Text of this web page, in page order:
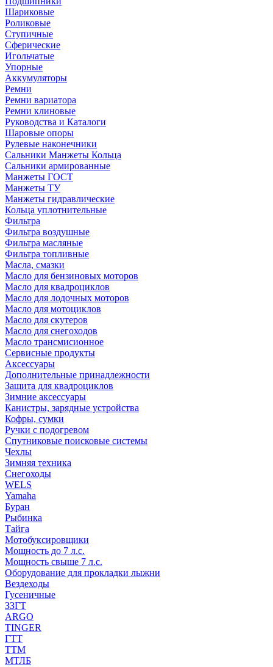
Шариковые
Роликовые
Ступичные
Сферические
Игольчатые
Упорные
Аккумуляторы
Ремни
Ремни вариатора
Ремни клиновые
Руководства и Каталоги
Шаровые опоры
Рулевые наконечники
Сальники Манжеты Кольца
Сальники армированные
Манжеты ГОСТ
Манжеты ТУ
Манжеты гидравлические
Кольца уплотнительные
Фильтра
Фильтра воздушные
Фильтра масляные
Фильтра топливные
Масла, смазки
Масло для бензиновых моторов
Масло для квадроциклов
Масло для лодочных моторов
Масло для мотоциклов
Масло для скутеров
Масло для снегоходов
Масло трансмисионное
Сервисные продукты
Аксессуары
Дополнительные принадлежности
Защита для квадроциклов
Зимние аксессуары
Канистры, зарядные устройства
Кофры, сумки
Ручки с подогревом
Спутниковые поисковые системы
Чехлы
Зимняя техника
Снегоходы
WELS
Yamaha
Буран
Рыбинка
Тайга
Мотобуксировщики
Мощность до 7 л.с.
Мощность свыше 7 л.с.
Оборудование для прокладки лыжни
Вездеходы
Гусеничные
ЗЗГТ
ARGO
TINGER
ГТТ
ТТМ
МТЛБ